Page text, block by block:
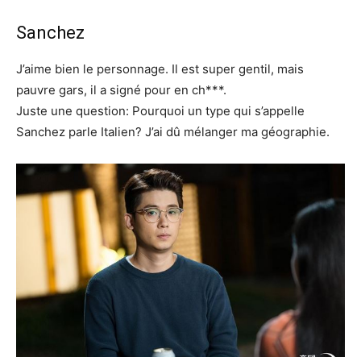
Sanchez
J’aime bien le personnage. Il est super gentil, mais
pauvre gars, il a signé pour en ch***.
Juste une question: Pourquoi un type qui s’appelle
Sanchez parle Italien? J’ai dû mélanger ma géographie.